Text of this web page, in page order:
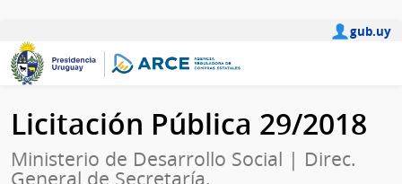
gub.uy
Licitación Pública 29/2018
Ministerio de Desarrollo Social | Direc.
General de Secretaría.